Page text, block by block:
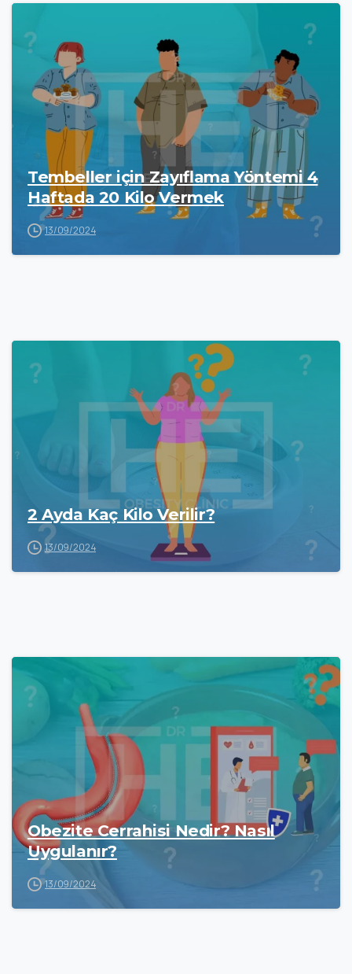
Tembeller için Zayıflama Yöntemi 4
Haftada 20 Kilo Vermek
13/09/2024
2 Ayda Kaç Kilo Verilir?
13/09/2024
Obezite Cerrahisi Nedir? Nasıl
Uygulanır?
13/09/2024